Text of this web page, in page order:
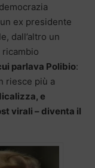
ex presidente
dall’altro un
parlava Polibio:
riesce più a
e
virali – diventa il